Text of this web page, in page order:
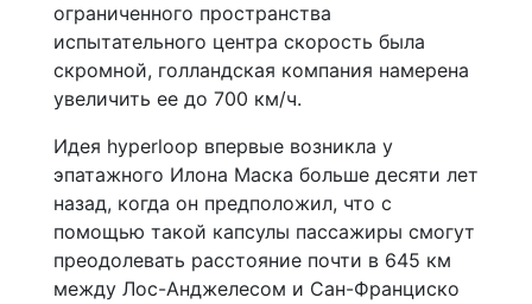
ограниченного пространства
испытательного центра скорость была
скромной, голландская компания намерена
увеличить ее до 700 км/ч.
Идея hyperloop впервые возникла у
эпатажного Илона Маска больше десяти лет
назад, когда он предположил, что с
помощью такой капсулы пассажиры смогут
преодолевать расстояние почти в 645 км
между Лос-Анджелесом и Сан-Франциско